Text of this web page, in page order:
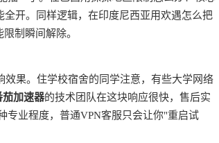
开。同样逻辑，在印度尼西亚用欢遇怎么把
制瞬间解除。
果。住学校宿舍的同学注意，有些大学网络
茄加速器的技术团队在这块响应很快，售后实
专业程度，普通VPN客服只会让你"重启试